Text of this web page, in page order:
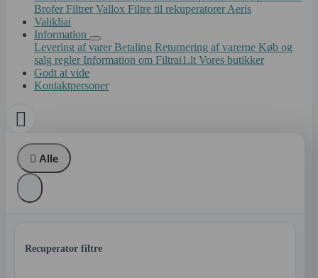
Brofer Filtrer Vallox Filtre til rekuperatorer Aeris
Valikliai
Information
Levering af varer Betaling Returnering af varerne Køb og
salg regler Information om Filtrai1.lt Vores butikker
Godt at vide
Kontaktpersoner

 Alle
Recuperator filtre